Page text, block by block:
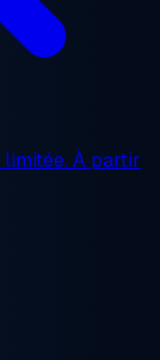
limitée. À partir